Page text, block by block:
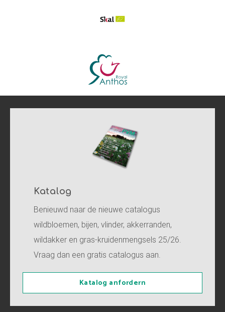
Katalog
Benieuwd naar de nieuwe catalogus
wildbloemen, bijen, vlinder, akkerranden,
wildakker en gras-kruidenmengsels 25/26.
Vraag dan een gratis catalogus aan.
Katalog anfordern